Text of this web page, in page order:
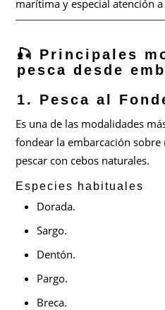
marítima y especial atención
🎣 Principales
pesca desde
1. Pesca al
Es una de las modalidades
fondear la embarcación sobre
pescar con cebos naturales.
Especies habituales
Dorada.
Sargo.
Dentón.
Pargo.
Breca.